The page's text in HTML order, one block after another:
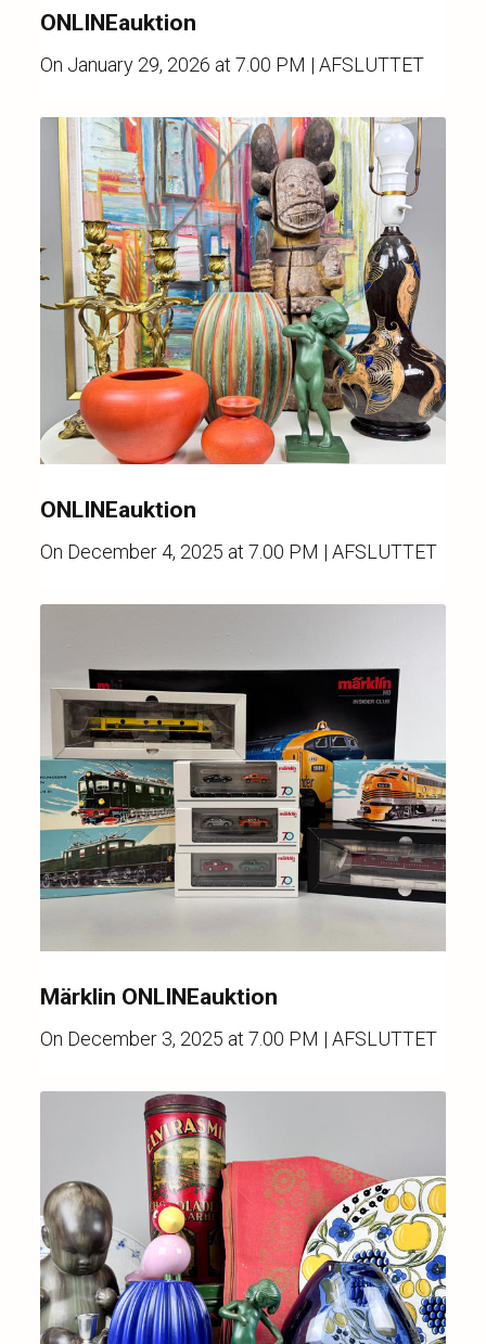
ONLINEauktion
On January 29, 2026 at 7.00 PM | AFSLUTTET
ONLINEauktion
On December 4, 2025 at 7.00 PM | AFSLUTTET
Märklin ONLINEauktion
On December 3, 2025 at 7.00 PM | AFSLUTTET